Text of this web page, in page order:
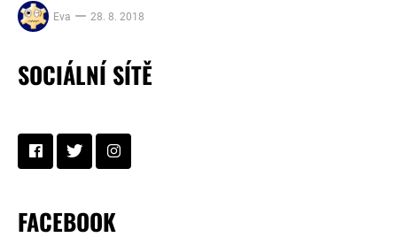
Eva 28. 8. 2018
SOCIÁLNÍ SÍTĚ
FACEBOOK